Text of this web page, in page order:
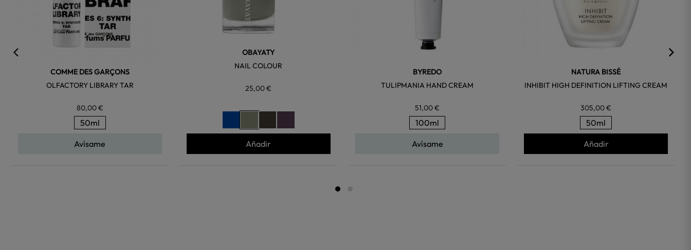
COMME DES GARÇONS
OLFACTORY LIBRARY TAR
80,00 €
50ml
Avísame
OBAYATY
NAIL COLOUR
25,00 €
Añadir
BYREDO
TULIPMANIA HAND CREAM
51,00 €
100ml
Avísame
NATURA BISSÉ
INHIBIT HIGH DEFINITION LIFTING CREAM
305,00 €
50ml
Añadir